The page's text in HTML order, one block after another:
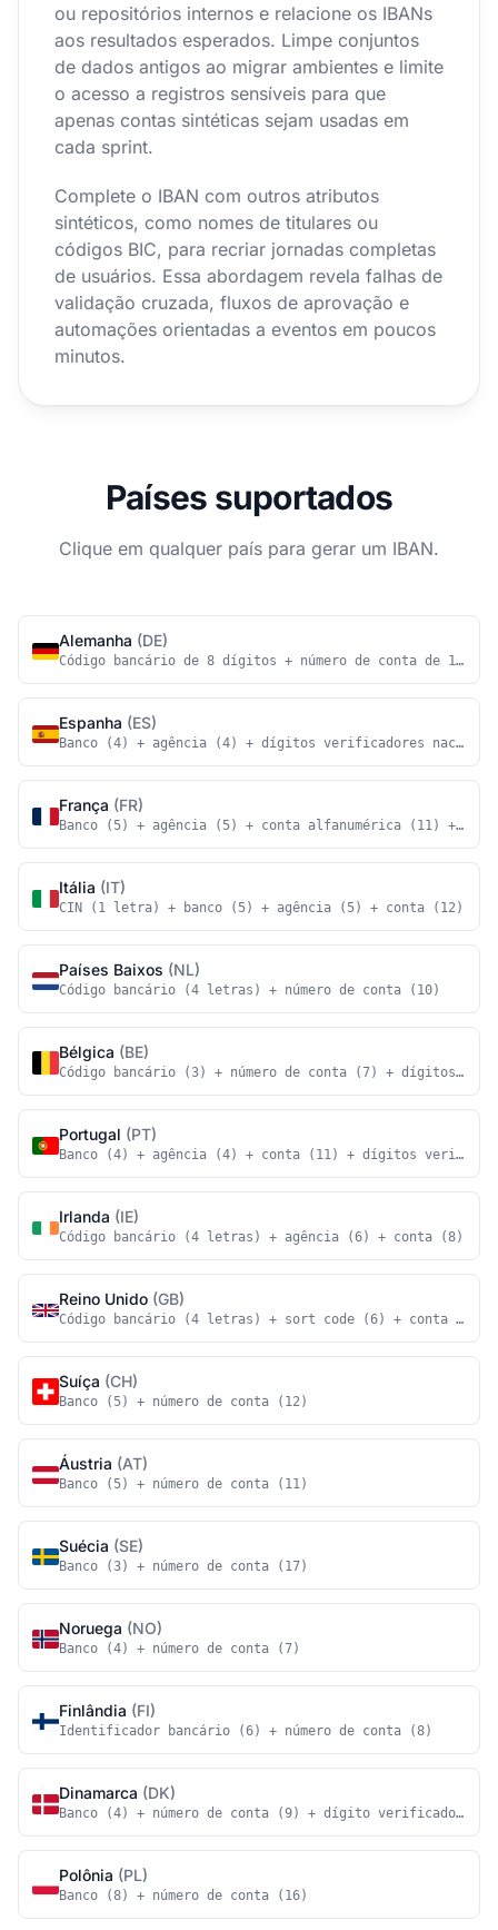
ou repositórios internos e relacione os IBANs
aos resultados esperados. Limpe conjuntos
de dados antigos ao migrar ambientes e limite
o acesso a registros sensíveis para que
apenas contas sintéticas sejam usadas em
cada sprint.
Complete o IBAN com outros atributos
sintéticos, como nomes de titulares ou
códigos BIC, para recriar jornadas completas
de usuários. Essa abordagem revela falhas de
validação cruzada, fluxos de aprovação e
automações orientadas a eventos em poucos
minutos.
Países suportados
Clique em qualquer país para gerar um IBAN.
Alemanha (DE)
Código bancário de 8 dígitos + número de conta de 10
Espanha (ES)
Banco (4) + agência (4) + dígitos verificadores
França (FR)
Banco (5) + agência (5) + conta alfanumérica (11) +
Itália (IT)
CIN (1 letra) + banco (5) + agência (5) + conta (12)
Países Baixos (NL)
Código bancário (4 letras) + número de conta (10)
Bélgica (BE)
Código bancário (3) + número de conta (7) + dígitos
Portugal (PT)
Banco (4) + agência (4) + conta (11) + dígitos
Irlanda (IE)
Código bancário (4 letras) + agência (6) + conta (8)
Reino Unido (GB)
Código bancário (4 letras) + sort code (6) + conta (8)
Suíça (CH)
Banco (5) + número de conta (12)
Áustria (AT)
Banco (5) + número de conta (11)
Suécia (SE)
Banco (3) + número de conta (17)
Noruega (NO)
Banco (4) + número de conta (7)
Finlândia (FI)
Identificador bancário (6) + número de conta (8)
Dinamarca (DK)
Banco (4) + número de conta (9) + dígito verificador (1)
Polônia (PL)
Banco (8) + número de conta (16)